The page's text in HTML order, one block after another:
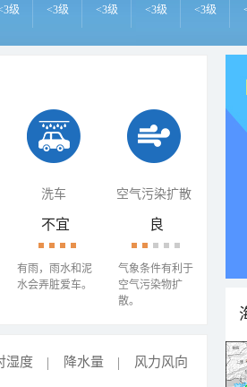
级 <3级 <3级 <3级 <3级
洗车 空气污染扩散
不宜
有雨，雨水和泥
水会弄脏爱车。
良
气象条件有利于
空气污染物扩
散。
湿度 降水量 风力风向